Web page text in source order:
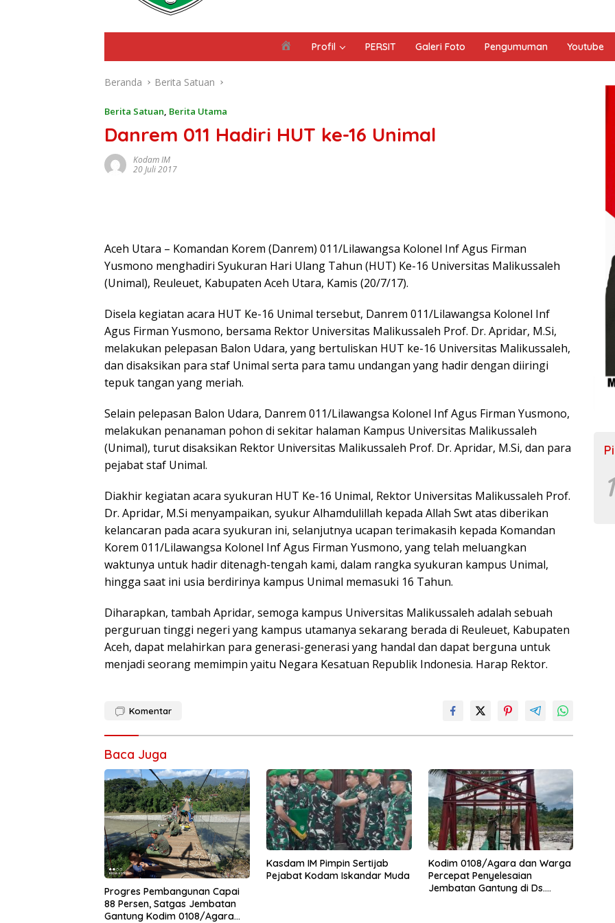
e
Profil PERSIT Galeri Foto Pengumuman Youtube
Beranda Berita Satuan
Berita Satuan, Berita Utama
Danrem 011 Hadiri HUT ke-16 Unimal
Kodam IM
20 Juli 2017
Aceh Utara – Komandan Korem (Danrem) 011/Lilawangsa Kolonel Inf Agus Firman
Yusmono menghadiri Syukuran Hari Ulang Tahun (HUT) Ke-16 Universitas Malikussaleh
(Unimal), Reuleuet, Kabupaten Aceh Utara, Kamis (20/7/17).
Disela kegiatan acara HUT Ke-16 Unimal tersebut, Danrem 011/Lilawangsa Kolonel Inf
Agus Firman Yusmono, bersama Rektor Universitas Malikussaleh Prof. Dr. Apridar, M.Si,
melakukan pelepasan Balon Udara, yang bertuliskan HUT ke-16 Universitas Malikussaleh,
dan disaksikan para staf Unimal serta para tamu undangan yang hadir dengan diiringi
tepuk tangan yang meriah.
Selain pelepasan Balon Udara, Danrem 011/Lilawangsa Kolonel Inf Agus Firman Yusmono,
melakukan penanaman pohon di sekitar halaman Kampus Universitas Malikussaleh
(Unimal), turut disaksikan Rektor Universitas Malikussaleh Prof. Dr. Apridar, M.Si, dan para
pejabat staf Unimal.
Diakhir kegiatan acara syukuran HUT Ke-16 Unimal, Rektor Universitas Malikussaleh Prof.
Dr. Apridar, M.Si menyampaikan, syukur Alhamdulillah kepada Allah Swt atas diberikan
kelancaran pada acara syukuran ini, selanjutnya ucapan terimakasih kepada Komandan
Korem 011/Lilawangsa Kolonel Inf Agus Firman Yusmono, yang telah meluangkan
waktunya untuk hadir ditenagh-tengah kami, dalam rangka syukuran kampus Unimal,
hingga saat ini usia berdirinya kampus Unimal memasuki 16 Tahun.
Diharapkan, tambah Apridar, semoga kampus Universitas Malikussaleh adalah sebuah
perguruan tinggi negeri yang kampus utamanya sekarang berada di Reuleuet, Kabupaten
Aceh, dapat melahirkan para generasi-generasi yang handal dan dapat berguna untuk
menjadi seorang memimpin yaitu Negara Kesatuan Republik Indonesia. Harap Rektor.
Komentar
Baca Juga
Progres Pembangunan Capai
88 Persen, Satgas Jembatan
Gantung Kodim 0108/Agara
Kasdam IM Pimpin Sertijab
Pejabat Kodam Iskandar Muda
Kodim 0108/Agara dan Warga
Percepat Penyelesaian
Jembatan Gantung di Ds.
1